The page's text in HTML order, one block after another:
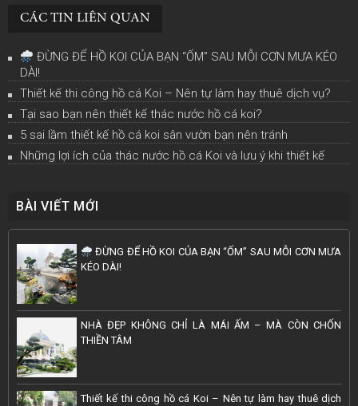
CÁC TIN LIÊN QUAN
ĐỪNG ĐỂ HỒ KOI CỦA BẠN “ỐM” SAU MỖI CƠN MƯA KÉO
DÀI!
Thiết kế thi công hồ cá Koi – Nên tự làm hay thuê dịch vụ?
Tại sao bạn nên thiết kế thác nước hồ cá koi?
5 sai lầm thiết kế hồ cá koi sân vườn bạn nên tránh
Những lợi ích của thác nước hồ cá Koi và lưu ý khi thiết kế
BÀI VIẾT MỚI
ĐỪNG ĐỂ HỒ KOI CỦA BẠN “ỐM” SAU MỖI CƠN MƯA
KÉO DÀI!
NHÀ ĐẸP KHÔNG CHỈ LÀ MÁI ẤM – MÀ CÒN CHỐN
THIỀN TÂM
Thiết kế thi công hồ cá Koi – Nên tự làm hay thuê dịch